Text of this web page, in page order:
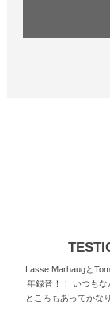
Lasse Marhaugと
年録音！！ いつも
ところもあってかな